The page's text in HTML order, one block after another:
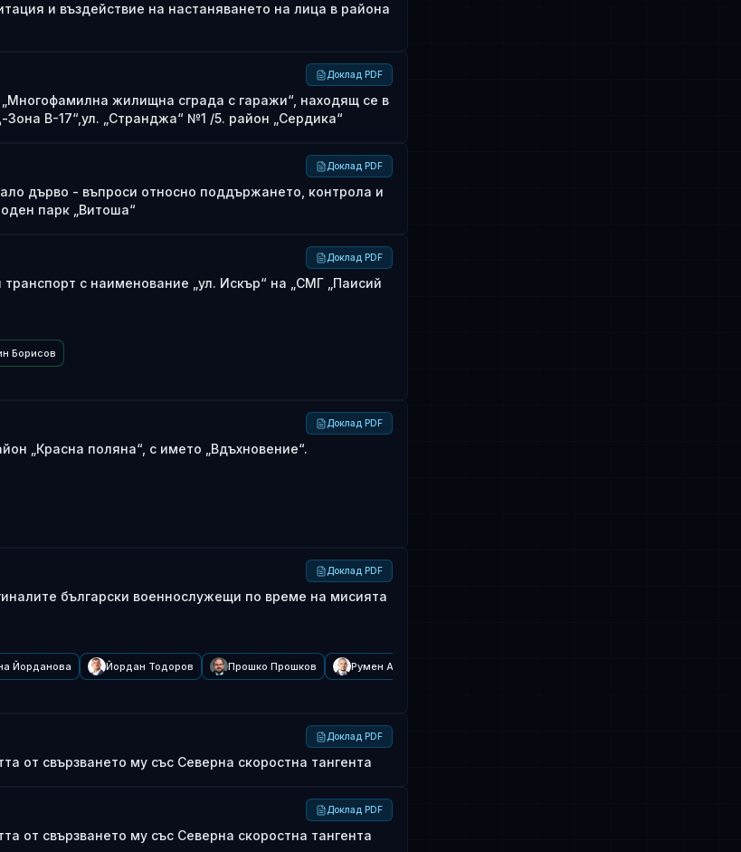
и въздействие на настаняването на лица в района
Доклад PDF
жилищна сграда с гаражи“, находящ се в
В-17“,ул. „Странджа“ №1 /5. район „Сердика“
Доклад PDF
дърво - въпроси относно поддържането, контрола и
парк „Витоша“
Доклад PDF
с наименование „ул. Искър“ на „СМГ „Паисий
Борисов
Доклад PDF
„Красна поляна“, с името „Вдъхновение“.
Доклад PDF
български военнослужещи по време на мисията
Йорданова Йордан Тодоров Прошко Прошков Румен Александров
Доклад PDF
от свързването му със Северна скоростна тангента
Доклад PDF
от свързването му със Северна скоростна тангента